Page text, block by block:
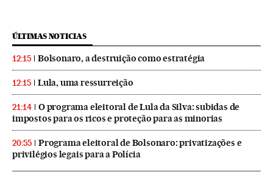
ÚLTIMAS NOTICIAS
12:15 Bolsonaro, a destruição como estratégia
12:15 Lula, uma ressurreição
21:14
O programa eleitoral de Lula da Silva: subidas de
impostos para os ricos e proteção para as minorias
20:55
Programa eleitoral de Bolsonaro: privatizações e
privilégios legais para a Polícia